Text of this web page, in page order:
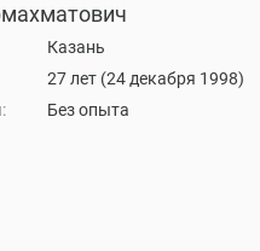
Казань
27 лет (24 декабря 1998)
Без опыта